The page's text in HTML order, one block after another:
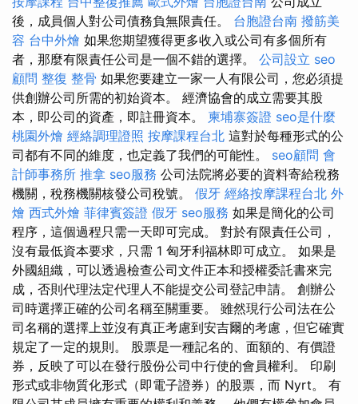
後，成員個人對公司債務負無限責任。 台胞證台南 撥筋美
容 台中外燴 如果您期望獲得更多收入或公司有多個所有
者，那麼有限責任公司是一個不錯的選擇。 公司設立 seo
顧問 整復 整骨 如果您要建立一家一人有限公司，您必須提
供創辦公司所需的初始資本。 經濟協會的成立需要其股
本，即公司的資產，即註冊資本。 柬埔寨簽證 seo是什麼
桃園外燴 經絡調理證照 按摩課程台北 這對於每種形式的公
司都有不同的維度，也定義了我們的可能性。 seo顧問 會
計師事務所 推拿 seo服務 公司法院將必要的資料寄給稅務
機關，稅務機關核發公司稅號。 假牙 經絡按摩課程台北 外
燴 西式外燴 菲律賓簽證 假牙 seo服務 如果是簡化的公司
程序，這個過程只​​需一天即可完成。 對於有限責任公司，
沒有最低資本要求，只需 1 匈牙利福林即可成立。 如果是
外國組織，可以透過檢查公司文件正本和授權委託書來完
成，否則代理法定代理人不能提交公司登記申請。 創辦公
司時選擇正確的公司名稱至關重要。 雖然現行公司法在公
司名稱的選擇上並沒有真正考慮到安吉爾的考慮，但它確實
規定了一定的規則。 股票是一種記名的、面額的、有價證
券，反映了可以在發行股份公司中行使的會員權利。 印刷
形式或非物質化形式（即電子證券）的股票，而 Nyrt。 有